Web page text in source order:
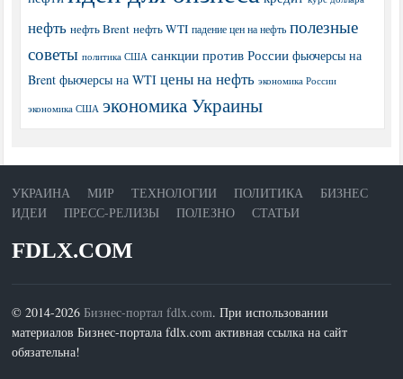
нефть нефть Brent нефть WTI падение цен на нефть полезные
советы политика США санкции против России фьючерсы на
Brent фьючерсы на WTI цены на нефть экономика России
экономика США экономика Украины
УКРАИНА МИР ТЕХНОЛОГИИ ПОЛИТИКА
БИЗНЕС
ИДЕИ
ПРЕСС-РЕЛИЗЫ ПОЛЕЗНО СТАТЬИ
FDLX.COM
© 2014-2026 Бизнес-портал fdlx.com. При использовании
материалов Бизнес-портала fdlx.com активная ссылка на сайт
обязательна!